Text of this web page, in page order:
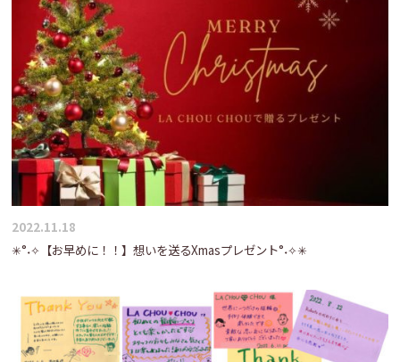
2022.11.18
✳°˖✧【お早めに！！】想いを送るXmasプレゼント°˖✧✳